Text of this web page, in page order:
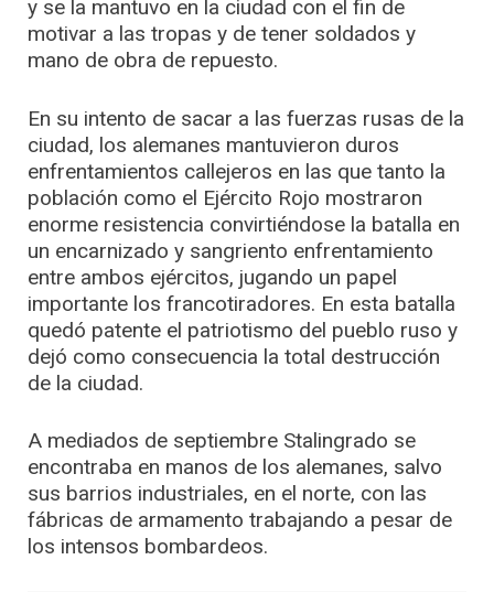
y se la mantuvo en la ciudad con el fin de
motivar a las tropas y de tener soldados y
mano de obra de repuesto.
En su intento de sacar a las fuerzas rusas de la
ciudad, los alemanes mantuvieron duros
enfrentamientos callejeros en las que tanto la
población como el Ejército Rojo mostraron
enorme resistencia convirtiéndose la batalla en
un encarnizado y sangriento enfrentamiento
entre ambos ejércitos, jugando un papel
importante los francotiradores. En esta batalla
quedó patente el patriotismo del pueblo ruso y
dejó como consecuencia la total destrucción
de la ciudad.
A mediados de septiembre Stalingrado se
encontraba en manos de los alemanes, salvo
sus barrios industriales, en el norte, con las
fábricas de armamento trabajando a pesar de
los intensos bombardeos.